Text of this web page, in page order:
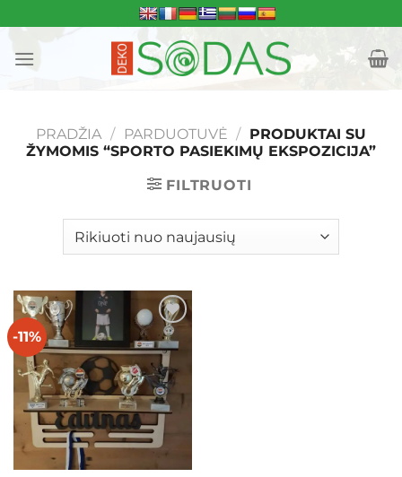
to
content
PRADŽIA / PARDUOTUVĖ / PRODUKTAI SU
ŽYMOMIS “SPORTO PASIEKIMŲ EKSPOZICIJA”
FILTRUOTI
-11% Mėgstamiausias